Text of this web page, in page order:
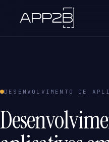
DESENVOLVIMENTO DE